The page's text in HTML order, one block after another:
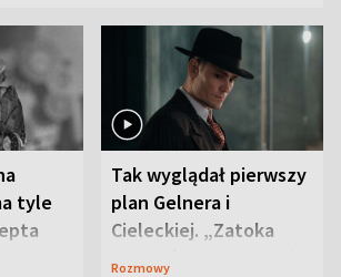
tyle
Tak wyglądał pierwszy
plan Gelnera i
Cieleckiej. „Zatoka
szpiegów” od razu ich
Rozmowy